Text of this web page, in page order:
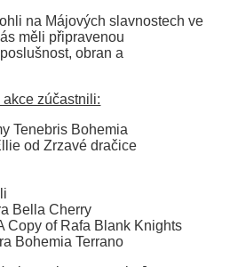
na Májových slavnostech ve
měli připravenou
obran a
zúčastnili:
Tenebris Bohemia
od Zrzavé dračice
Bella Cherry
Copy of Rafa Blank Knights
Bohemia Terrano